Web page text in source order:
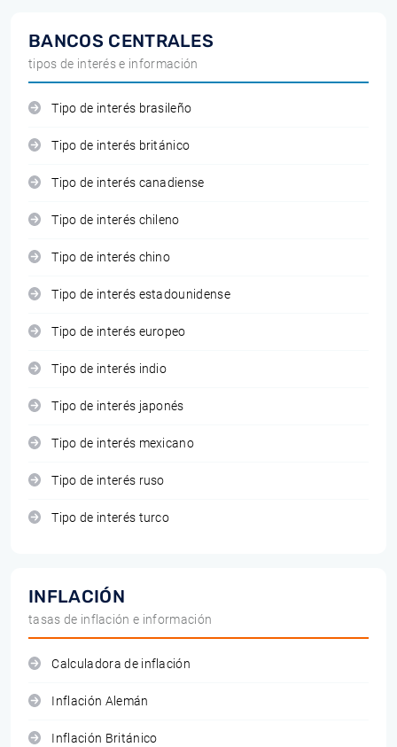
BANCOS CENTRALES
tipos de interés e información
Tipo de interés brasileño
Tipo de interés británico
Tipo de interés canadiense
Tipo de interés chileno
Tipo de interés chino
Tipo de interés estadounidense
Tipo de interés europeo
Tipo de interés indio
Tipo de interés japonés
Tipo de interés mexicano
Tipo de interés ruso
Tipo de interés turco
INFLACIÓN
tasas de inflación e información
Calculadora de inflación
Inflación Alemán
Inflación Británico